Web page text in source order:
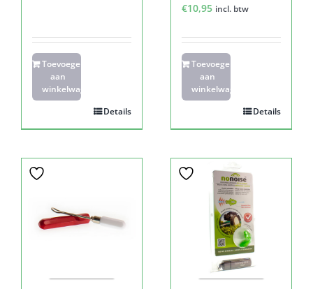
Toevoegen
aan
winkelwagen
Details
€10,95 incl. btw
Toevoegen
aan
winkelwagen
Details